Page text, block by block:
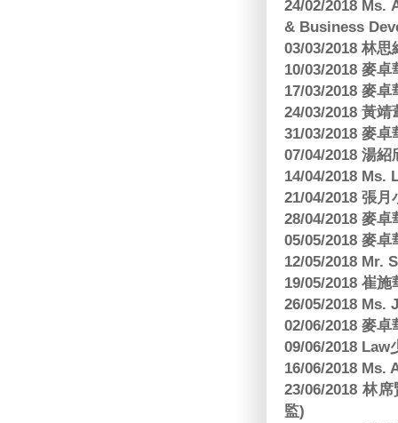
24/02/2018 Ms.
& Business
03/03/2018 林
10/03/2018 麥
17/03/2018 麥
24/03/2018 黃
31/03/2018 麥
07/04/2018 湯
14/04/2018
21/04/2018 張
28/04/2018 麥
05/05/2018 麥
12/05/2018 Mr.
19/05/2018 崔
26/05/2018 Ms.
02/06/2018 麥
09/06/2018 Law
16/06/2018 Ms.
23/06/2018 林
監)